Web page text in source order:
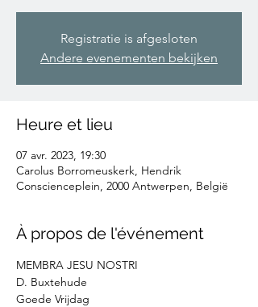
Registratie is afgesloten
Andere evenementen bekijken
Heure et lieu
07 avr. 2023, 19:30
Carolus Borromeuskerk, Hendrik
Conscienceplein, 2000 Antwerpen, België
À propos de l'événement
MEMBRA JESU NOSTRI
D. Buxtehude
Goede Vrijdag